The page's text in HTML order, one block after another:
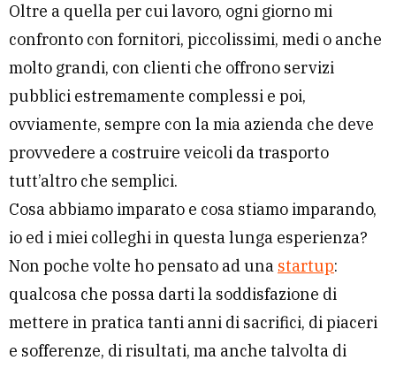
Oltre a quella per cui lavoro, ogni giorno mi
confronto con fornitori, piccolissimi, medi o anche
molto grandi, con clienti che offrono servizi
pubblici estremamente complessi e poi,
ovviamente, sempre con la mia azienda che deve
provvedere a costruire veicoli da trasporto
tutt’altro che semplici.
Cosa abbiamo imparato e cosa stiamo imparando,
io ed i miei colleghi in questa lunga esperienza?
Non poche volte ho pensato ad una startup:
qualcosa che possa darti la soddisfazione di
mettere in pratica tanti anni di sacrifici, di piaceri
e sofferenze, di risultati, ma anche talvolta di